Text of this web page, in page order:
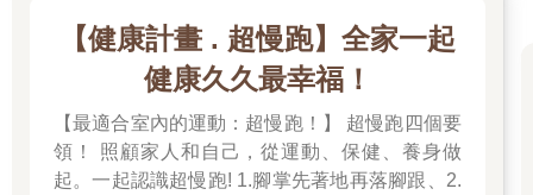
【健康計畫 . 超慢跑】全家一起
健康久久最幸福！
【最適合室內的運動：超慢跑！】 超慢跑四個要
領！ 照顧家人和自己，從運動、保健、養身做
起。一起認識超慢跑! 1.腳掌先著地再落腳跟、2.